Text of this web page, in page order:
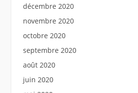
décembre 2020
novembre 2020
octobre 2020
septembre 2020
août 2020
juin 2020